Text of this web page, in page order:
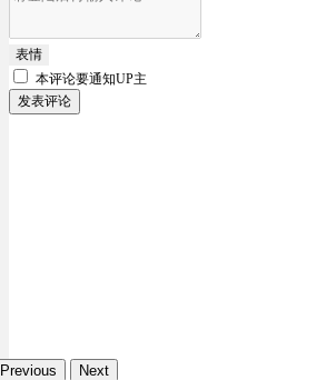
表情
本评论要通知UP主
发表评论
Previous Next